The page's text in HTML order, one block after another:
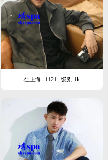
在上海 1121 级别:1k